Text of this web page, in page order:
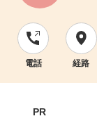
電話 経路
PR